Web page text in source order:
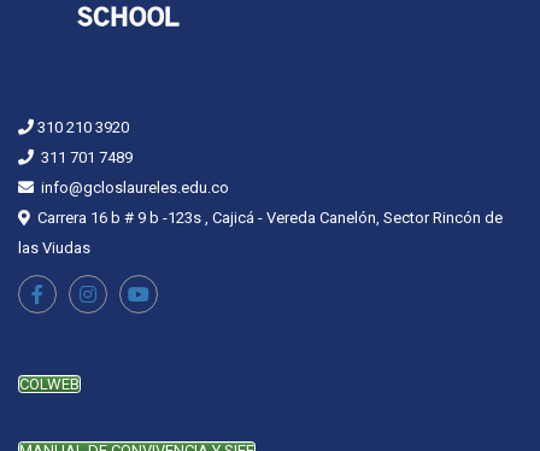
310 210 3920
311 701 7489
info@gcloslaureles.edu.co
Carrera 16 b # 9 b -123s , Cajicá - Vereda Canelón, Sector Rincón de
las Viudas
COLWEB